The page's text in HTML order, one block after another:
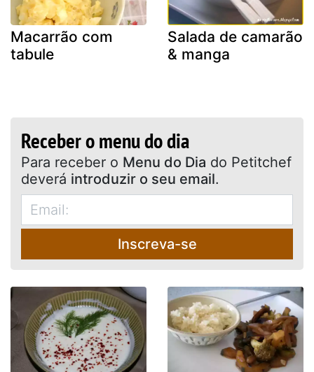
Macarrão com
tabule
Salada de camarão
& manga
Receber o menu do dia
Para receber o Menu do Dia do Petitchef
deverá introduzir o seu email.
Inscreva-se